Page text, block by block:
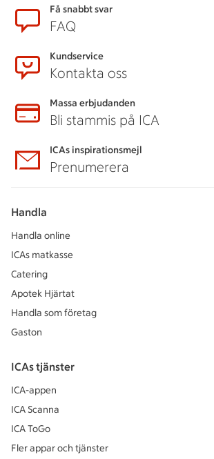
Få snabbt svar
FAQ
Kundservice
Kontakta oss
Massa erbjudanden
Bli stammis på ICA
ICAs inspirationsmejl
Prenumerera
Handla
Handla online
ICAs matkasse
Catering
Apotek Hjärtat
Handla som företag
Gaston
ICAs tjänster
ICA-appen
ICA Scanna
ICA ToGo
Fler appar och tjänster